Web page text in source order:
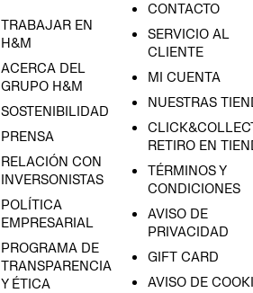
TRABAJAR EN
H&M
ACERCA DEL
GRUPO H&M
SOSTENIBILIDAD
PRENSA
RELACIÓN CON
INVERSONISTAS
POLÍTICA
EMPRESARIAL
PROGRAMA DE
TRANSPARENCIA
Y ÉTICA
CONTACTO
SERVICIO AL
CLIENTE
MI CUENTA
NUESTRAS
RETIRO EN
TÉRMINOS Y
CONDICIONES
AVISO DE
PRIVACIDAD
GIFT CARD
AVISO DE